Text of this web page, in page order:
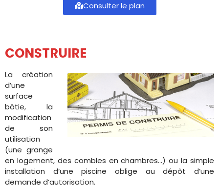
Consulter le plan
CONSTRUIRE
La création
d’une
surface
bâtie, la
modification
de son
utilisation
(une grange
en logement, des combles en chambres…) ou la simple
installation d’une piscine oblige au dépôt d’une
demande d’autorisation.